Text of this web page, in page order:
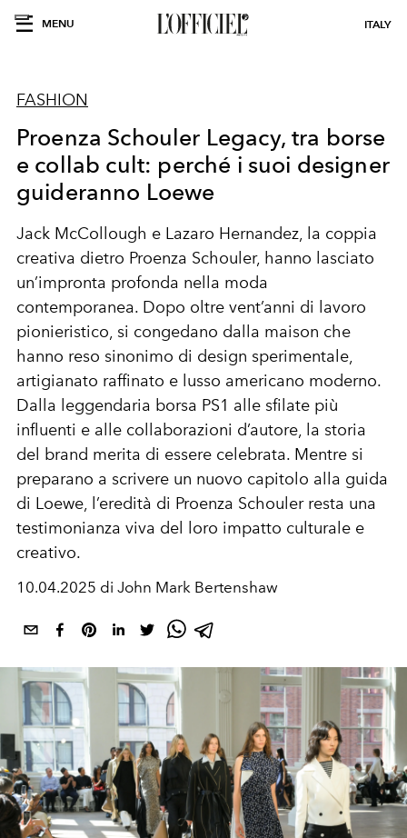
MENU ITALY
FASHION
Proenza Schouler Legacy, tra borse
e collab cult: perché i suoi designer
guideranno Loewe
Jack McCollough e Lazaro Hernandez, la coppia
creativa dietro Proenza Schouler, hanno lasciato
un’impronta profonda nella moda
contemporanea. Dopo oltre vent’anni di lavoro
pionieristico, si congedano dalla maison che
hanno reso sinonimo di design sperimentale,
artigianato raffinato e lusso americano moderno.
Dalla leggendaria borsa PS1 alle sfilate più
influenti e alle collaborazioni d’autore, la storia
del brand merita di essere celebrata. Mentre si
preparano a scrivere un nuovo capitolo alla guida
di Loewe, l’eredità di Proenza Schouler resta una
testimonianza viva del loro impatto culturale e
creativo.
10.04.2025 di John Mark Bertenshaw